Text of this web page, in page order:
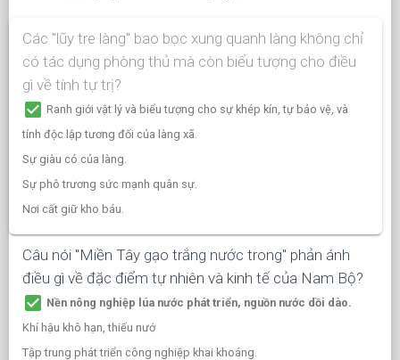
Các "lũy tre làng" bao bọc xung quanh làng không chỉ
có tác dụng phòng thủ mà còn biểu tượng cho điều
gì về tính tự trị?
check_box Ranh giới vật lý và biểu tượng cho sự khép kín, tự bảo vệ, và
tính độc lập tương đối của làng xã.
Sự giàu có của làng.
Sự phô trương sức mạnh quân sự.
Nơi cất giữ kho báu.
Câu nói "Miền Tây gạo trắng nước trong" phản ánh
điều gì về đặc điểm tự nhiên và kinh tế của Nam Bộ?
check_box Nền nông nghiệp lúa nước phát triển, nguồn nước dồi dào.
Khí hậu khô hạn, thiếu nướ
Tập trung phát triển công nghiệp khai khoáng.